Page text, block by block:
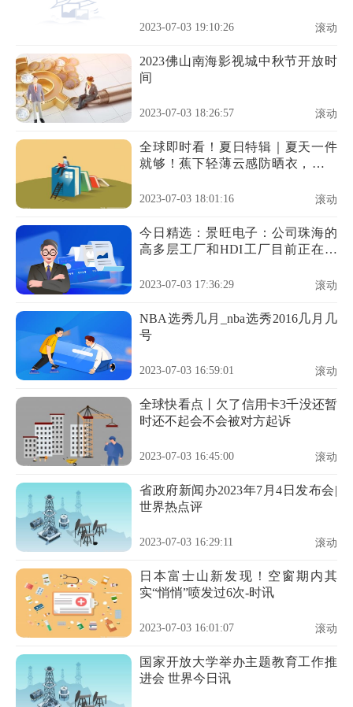
2023-07-03 19:10:26 滚动
2023佛山南海影视城中秋节开放时
间
2023-07-03 18:26:57 滚动
全球即时看！夏日特辑｜夏天一件
就够！蕉下轻薄云感防晒衣，全脸
2023-07-03 18:01:16 滚动
今日精选：景旺电子：公司珠海的
高多层工厂和HDI工厂目前正在产
2023-07-03 17:36:29 滚动
NBA选秀几月_nba选秀2016几月几
号
2023-07-03 16:59:01 滚动
全球快看点丨欠了信用卡3千没还暂
时还不起会不会被对方起诉
2023-07-03 16:45:00 滚动
省政府新闻办2023年7月4日发布会|
世界热点评
2023-07-03 16:29:11 滚动
日本富士山新发现！空窗期内其
实“悄悄”喷发过6次-时讯
2023-07-03 16:01:07 滚动
国家开放大学举办主题教育工作推
进会 世界今日讯